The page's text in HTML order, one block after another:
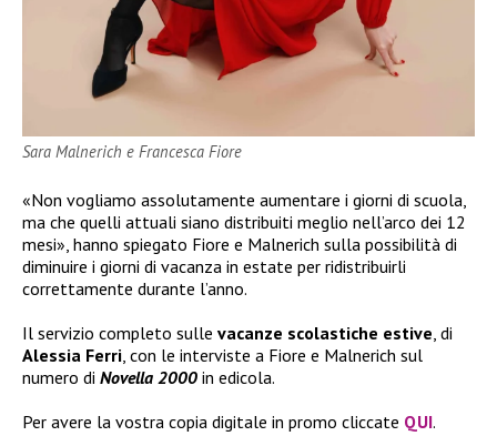
Sara Malnerich e Francesca Fiore
«Non vogliamo assolutamente aumentare i giorni di scuola,
ma che quelli attuali siano distribuiti meglio nell’arco dei 12
mesi», hanno spiegato Fiore e Malnerich sulla possibilità di
diminuire i giorni di vacanza in estate per ridistribuirli
correttamente durante l’anno.
Il servizio completo sulle vacanze scolastiche estive , di
Alessia Ferri , con le interviste a Fiore e Malnerich sul
numero di Novella 2000 in edicola.
Per avere la vostra copia digitale in promo cliccate QUI.